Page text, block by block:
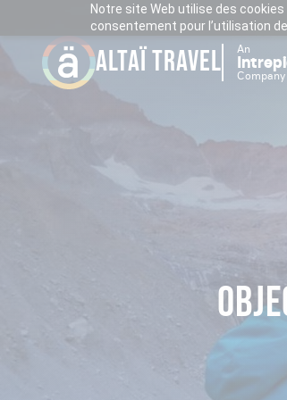
Notre site Web utilise des
consentement pour l’utilisation
ALTAÏ TRAVEL An
Company